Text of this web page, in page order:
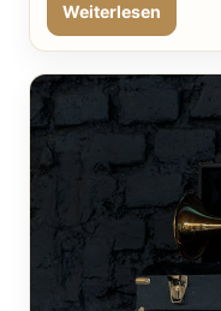
Weiterlesen